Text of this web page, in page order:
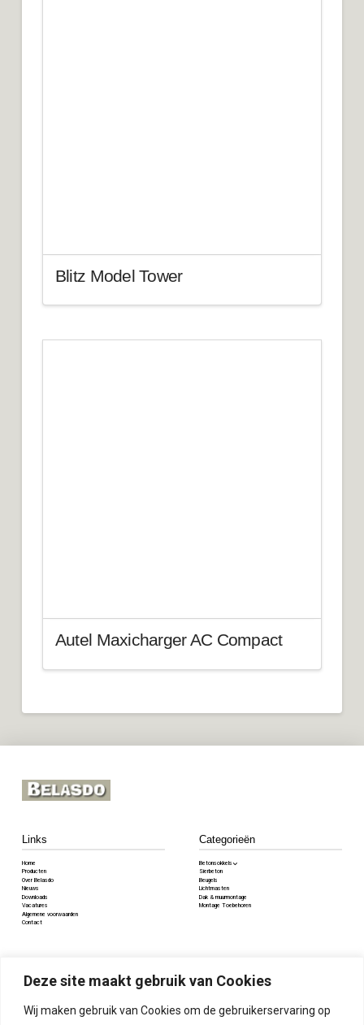
Deze site maakt gebruik van Cookies
Wij maken gebruik van Cookies om de gebruikerservaring op
Blitz Model Tower
Autel Maxicharger AC Compact
Links
Home
Producten
Over Belasdo
Nieuws
Downloads
Vacatures
Algemene voorwaarden
Contact
Categorieën
Betonsokkels
Sierbeton
Beugels
Lichtmasten
Dak & muurmontage
Montage Toebehoren
info@belasdo.nl